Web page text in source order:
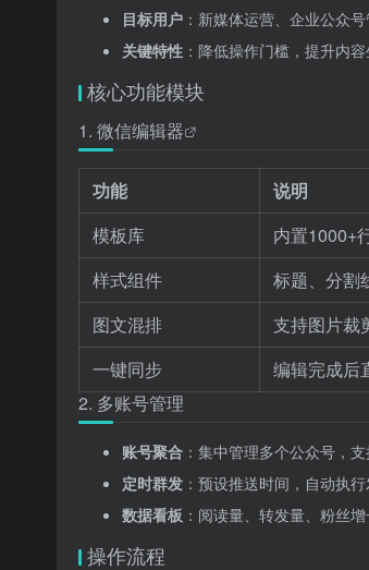
目标用户 ：新媒体运营、企业公众
关键特性 ：降低操作门槛，提升内
核心功能模块
1. 微信编辑器
功能
说明
模板库
内置1000+
样式组件
标题、分割
图文混排
支持图片裁
一键同步
编辑完成后
2. 多账号管理
账号聚合 ：集中管理多个公众号，
定时群发 ：预设推送时间，自动执
数据看板 ：阅读量、转发量、粉丝
操作流程